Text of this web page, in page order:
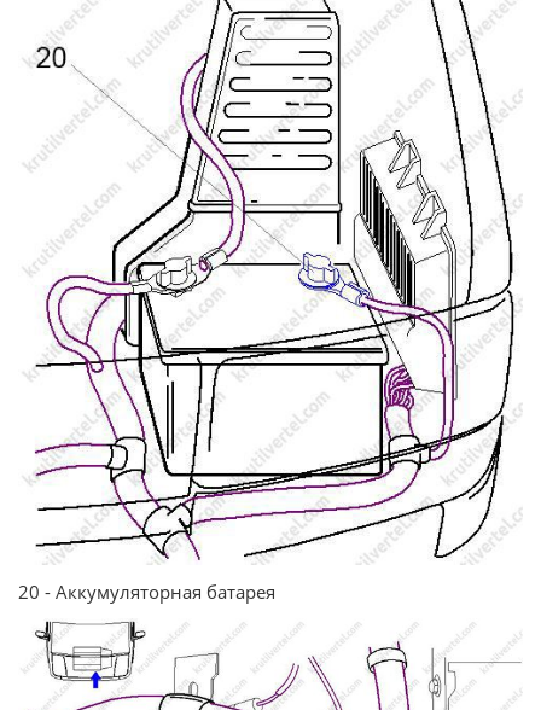
20 - Аккумуляторная батарея